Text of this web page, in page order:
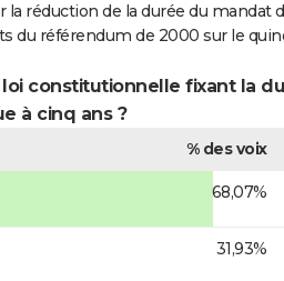
réduction de la durée du mandat
du référendum de 2000 sur le
constitutionnelle fixant la
à cinq ans ?
% des voix
68,07%
31,93%